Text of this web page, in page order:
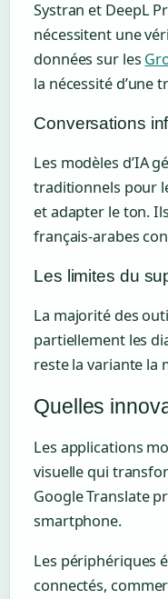
Systran et DeepL
nécessitent une
données sur les
la nécessité d’une
Conversations
Les modèles d’IA
traditionnels pour
et adapter le ton.
français-arabes
Les limites du
La majorité des
partiellement les
reste la variante la
Quelles
Les applications
visuelle qui
Google Translate
smartphone.
Les périphériques
connectés,